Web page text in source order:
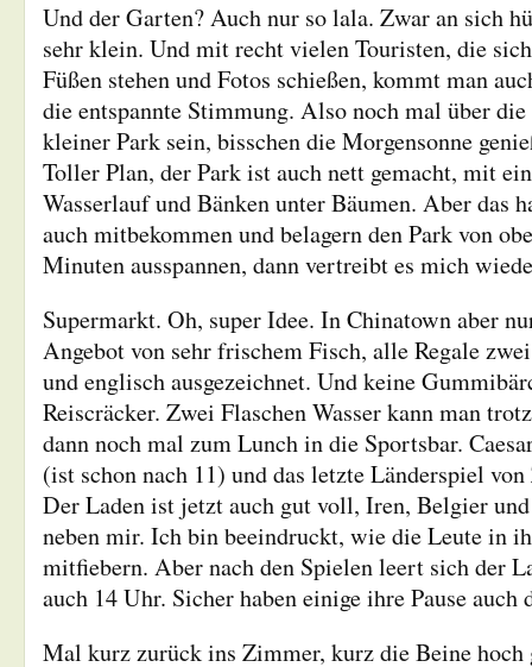
Und der Garten? Auch nur so lala. Zwar an sich
sehr klein. Und mit recht vielen Touristen, die
Füßen stehen und Fotos schießen, kommt man
die entspannte Stimmung. Also noch mal über
kleiner Park sein, bisschen die Morgensonne
Toller Plan, der Park ist auch nett gemacht, mit
Wasserlauf und Bänken unter Bäumen. Aber das
auch mitbekommen und belagern den Park von
Minuten ausspannen, dann vertreibt es mich
Supermarkt. Oh, super Idee. In Chinatown aber
Angebot von sehr frischem Fisch, alle Regale
und englisch ausgezeichnet. Und keine
Reiscräcker. Zwei Flaschen Wasser kann man
dann noch mal zum Lunch in die Sportsbar.
(ist schon nach 11) und das letzte Länderspiel
Der Laden ist jetzt auch gut voll, Iren, Belgier
neben mir. Ich bin beeindruckt, wie die Leute in
mitfiebern. Aber nach den Spielen leert sich der
auch 14 Uhr. Sicher haben einige ihre Pause auch
Mal kurz zurück ins Zimmer, kurz die Beine